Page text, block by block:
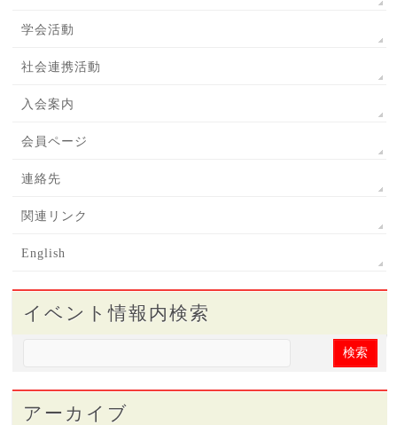
学会活動
社会連携活動
入会案内
会員ページ
連絡先
関連リンク
English
イベント情報内検索
アーカイブ